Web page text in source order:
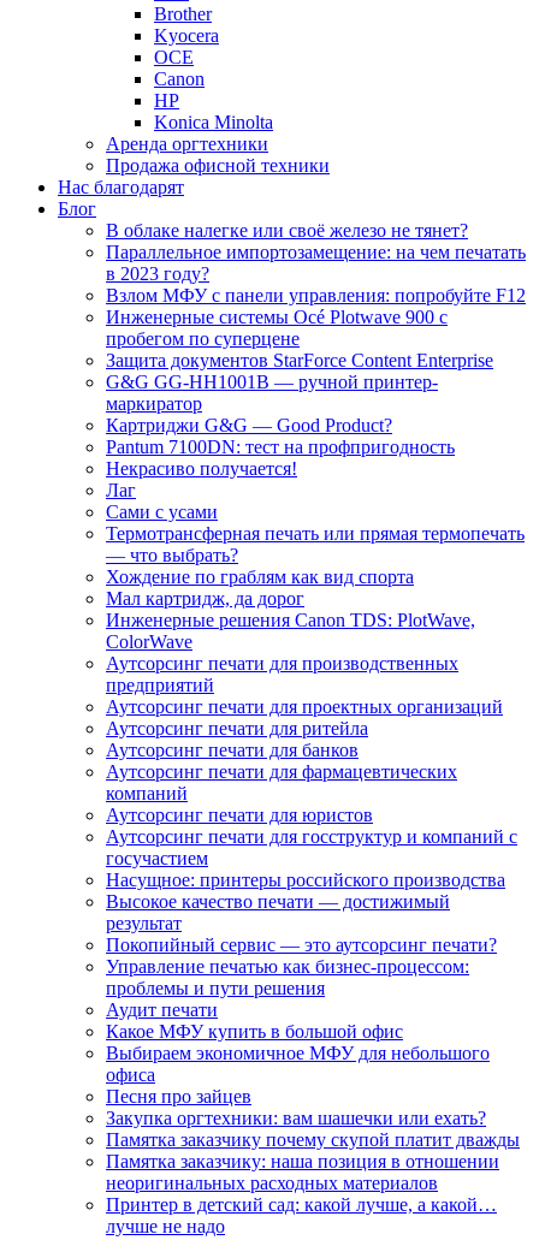
Brother
Kyocera
OCE
Canon
HP
Konica Minolta
Аренда оргтехники
Продажа офисной техники
Нас благодарят
Блог
В облаке налегке или своё железо не тянет?
Параллельное импортозамещение: на чем печатать
в 2023 году?
Взлом МФУ с панели управления: попробуйте F12
Инженерные системы Océ Plotwave 900 с
пробегом по суперцене
Защита документов StarForce Content Enterprise
G&G GG-HH1001B — ручной принтер-
маркиратор
Картриджи G&G — Good Product?
Pantum 7100DN: тест на профпригодность
Некрасиво получается!
Лаг
Сами с усами
Термотрансферная печать или прямая термопечать
— что выбрать?
Хождение по граблям как вид спорта
Мал картридж, да дорог
Инженерные решения Canon TDS: PlotWave,
ColorWave
Аутсорсинг печати для производственных
предприятий
Аутсорсинг печати для проектных организаций
Аутсорсинг печати для ритейла
Аутсорсинг печати для банков
Аутсорсинг печати для фармацевтических
компаний
Аутсорсинг печати для юристов
Аутсорсинг печати для госструктур и компаний с
госучастием
Насущное: принтеры российского производства
Высокое качество печати — достижимый
результат
Покопийный сервис — это аутсорсинг печати?
Управление печатью как бизнес-процессом:
проблемы и пути решения
Аудит печати
Какое МФУ купить в большой офис
Выбираем экономичное МФУ для небольшого
офиса
Песня про зайцев
Закупка оргтехники: вам шашечки или ехать?
Памятка заказчику почему скупой платит дважды
Памятка заказчику: наша позиция в отношении
неоригинальных расходных материалов
Принтер в детский сад: какой лучше, а какой…
лучше не надо